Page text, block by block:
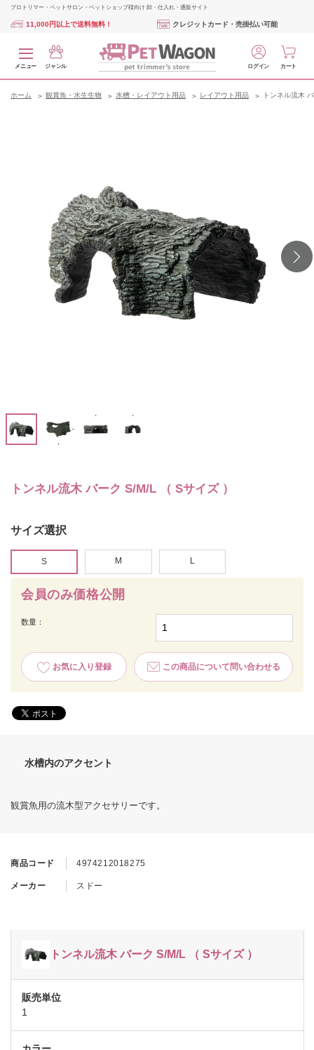
プロトリマー・ペットサロン・ペットショップ様向け 卸・仕入れ・通販サイト
11,000円以上で送料無料！ クレジットカード・売掛払い可能
メニュー ジャンル ログイン カート
ホーム 観賞魚・水生生物 水槽・レイアウト用品 レイアウト用品 トンネル流木
トンネル流木 バーク S/M/L （ Sサイズ ）
会員のみ価格公開
数量：
お気に入り登録 この商品について問い合わせる
商品コード 4974212018275
メーカー スドー
トンネル流木 バーク S/M/L （ Sサイズ ）
1
サイズ選択
S M L
水槽内のアクセント
観賞魚用の流木型アクセサリーです。